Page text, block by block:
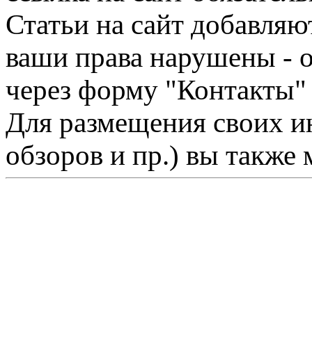
Статьи на сайт
ваши права нарушены -
через форму "Контакты"
Для размещения своих
обзоров и пр.) вы также